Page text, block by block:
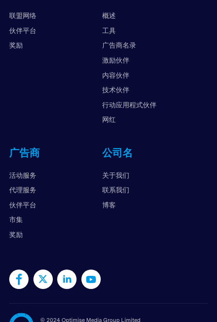
联盟网络
伙伴平台
奖励
概述
工具
广告商名录
激励伙伴
内容伙伴
技术伙伴
行动应用程式伙伴
网红
广告商
活动服务
代理服务
伙伴平台
市集
奖励
公司名
关于我们
联系我们
博客
© 2024 Optimise Media Group Limited